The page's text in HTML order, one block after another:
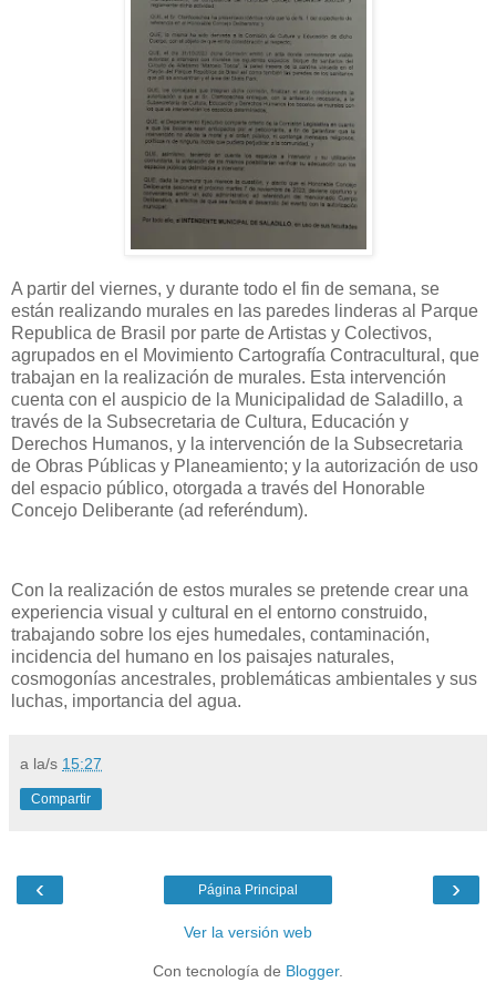
A partir del viernes, y durante todo el fin de semana, se
están realizando murales en las paredes linderas al Parque
Republica de Brasil por parte de Artistas y Colectivos,
agrupados en el Movimiento Cartografía Contracultural, que
trabajan en la realización de murales. Esta intervención
cuenta con el auspicio de la Municipalidad de Saladillo, a
través de la Subsecretaria de Cultura, Educación y
Derechos Humanos, y la intervención de la Subsecretaria
de Obras Públicas y Planeamiento; y la autorización de uso
del espacio público, otorgada a través del Honorable
Concejo Deliberante (ad referéndum).
Con la realización de estos murales se pretende crear una
experiencia visual y cultural en el entorno construido,
trabajando sobre los ejes humedales, contaminación,
incidencia del humano en los paisajes naturales,
cosmogonías ancestrales, problemáticas ambientales y sus
luchas, importancia del agua.
a la/s 15:27
Compartir
‹ ›
Página Principal
Ver la versión web
Con tecnología de Blogger.